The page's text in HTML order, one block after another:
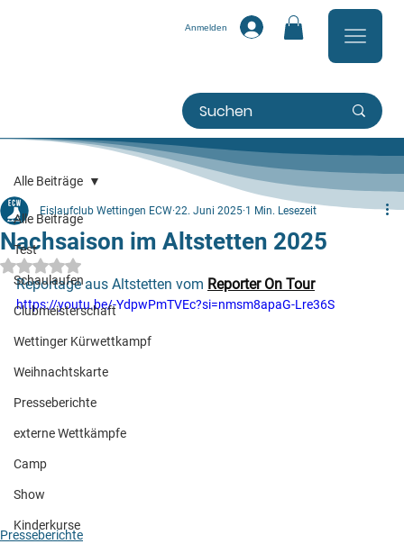
Anmelden
Alle Beiträge
Test
Schaulaufen
Clubmeisterschaft
Wettinger Kürwettkampf
Weihnachtskarte
Presseberichte
externe Wettkämpfe
Camp
Show
Kinderkurse
Alle Beiträge
Nachsaison im Altstetten 2025
Eislaufclub Wettingen ECW 22. Juni 2025 1 Min. Lesezeit
Mit NaN von 5 Sternen bewertet.
Reportage aus Altstetten vom Reporter On Tour
https://youtu.be/-YdpwPmTVEc?si=nmsm8apaG-Lre36S
Presseberichte